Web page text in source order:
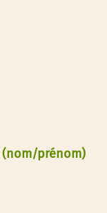
prénom)